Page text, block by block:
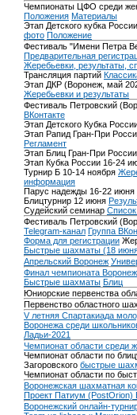
Чемпионаты ЦФО среди
Положения Материалы
Этап Детского кубка
фото Положение
Фестиваль "Имени Петра
Предварительная
Жеребьевки, результаты,
Трансляция партий
Этап ДКР (Воронеж, май
Жеребьевки и результаты
Фестиваль Петровский
ВКонтакте
Этап Детского Кубка
Этап Рапид Гран-При
Регламент
Этап Блиц Гран-При
Этап Кубка России 16-24
Турнир Б 10-14 ноября
информация
Парус надежды 16-22 июня
Блицтурнир 12 июня
Судейский семинар Список
Фестиваль Петровский
Telegram-канал Группа
Форма для регистрации
Быстрые шахматы (18
Апрельский Воронеж
Финал чемпионата
Быстрые шахматы Блиц
Юниорские первенства
Первенство областного
V летняя Спартакиада
Воронежа среди
Ладьи-2021
Чемпионат области среди
Чемпионат области по
Загоровского быстрые
Чемпионат области по
Воронежская шахматная
Проект Патиум (PostOrion)
Воронежский онлайн-